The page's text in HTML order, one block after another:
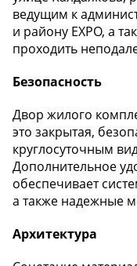
ведущим к
и району EXPO, а
проходить
Безопасность
Двор жилого
это закрытая,
круглосуточным
Дополнительное
обеспечивает
а также надежные
Архитектура